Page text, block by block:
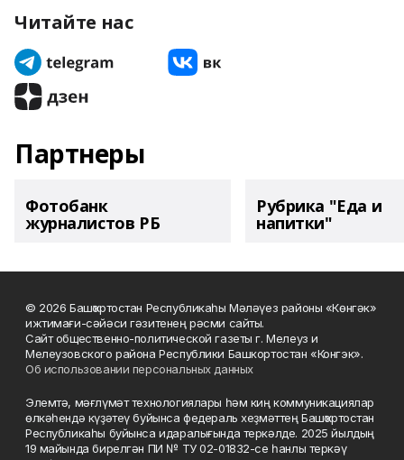
Читайте нас
Партнеры
Фотобанк
журналистов РБ
Рубрика "Еда и
напитки"
© 2026 Башҡортостан Республикаһы Мәләүез районы «Көнгәк»
ижтимағи-сәйәси гәзитенең рәсми сайты.
Сайт общественно-политической газеты г. Мелеуз и
Мелеузовского района Республики Башкортостан «Конгэк».
Об использовании персональных данных
Элемтә, мәғлүмәт технологиялары һәм киң коммуникациялар
өлкәһендә күҙәтеү буйынса федераль хеҙмәттең Башҡортостан
Республикаһы буйынса идаралығында теркәлде. 2025 йылдың
19 майында бирелгән ПИ № ТУ 02-01832-се һанлы теркәү